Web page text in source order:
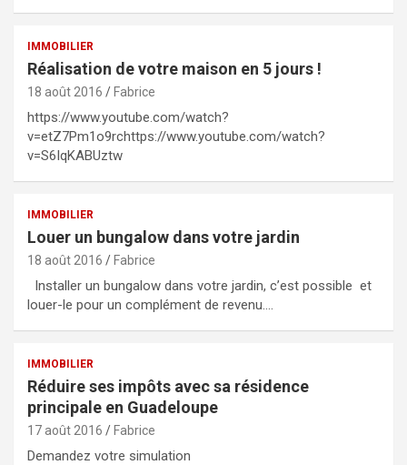
IMMOBILIER
Réalisation de votre maison en 5 jours !
18 août 2016 Fabrice
https://www.youtube.com/watch?
v=etZ7Pm1o9rchttps://www.youtube.com/watch?
v=S6IqKABUztw
IMMOBILIER
Louer un bungalow dans votre jardin
18 août 2016 Fabrice
Installer un bungalow dans votre jardin, c’est possible et
louer-le pour un complément de revenu.…
IMMOBILIER
Réduire ses impôts avec sa résidence
principale en Guadeloupe
17 août 2016 Fabrice
Demandez votre simulation